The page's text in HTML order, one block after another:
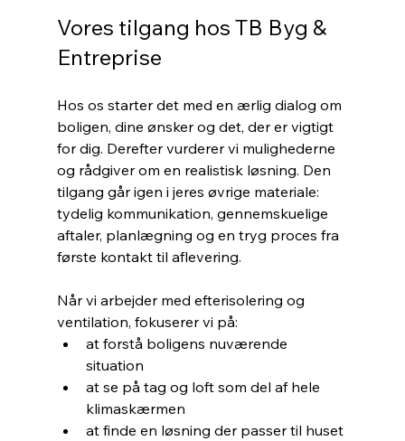
Vores tilgang hos TB Byg &
Entreprise
Hos os starter det med en ærlig dialog om
boligen, dine ønsker og det, der er vigtigt
for dig. Derefter vurderer vi mulighederne
og rådgiver om en realistisk løsning. Den
tilgang går igen i jeres øvrige materiale:
tydelig kommunikation, gennemskuelige
aftaler, planlægning og en tryg proces fra
første kontakt til aflevering.
Når vi arbejder med efterisolering og
ventilation, fokuserer vi på:
at forstå boligens nuværende
situation
at se på tag og loft som del af hele
klimaskærmen
at finde en løsning der passer til huset